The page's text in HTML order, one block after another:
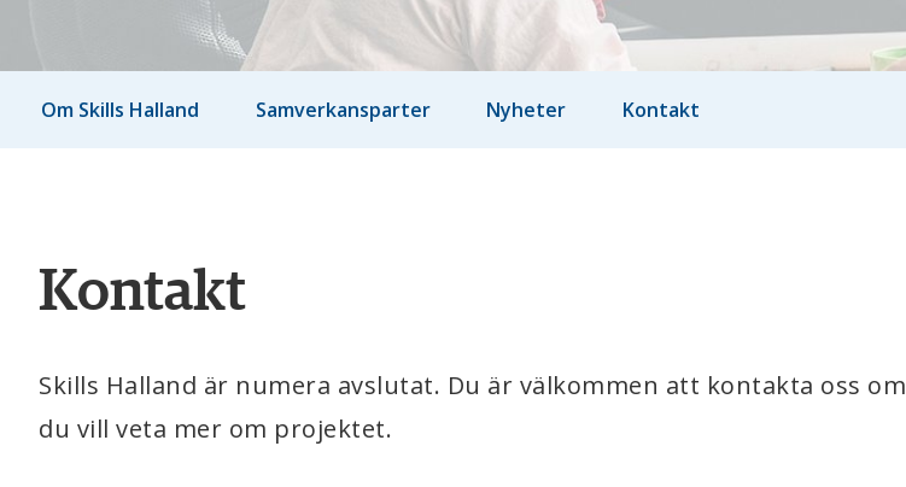
Om Skills Halland Samverkansparter Nyheter Kontakt
Kontakt
Skills Halland är numera avslutat. Du är välkommen att kontakta oss om
du vill veta mer om projektet.